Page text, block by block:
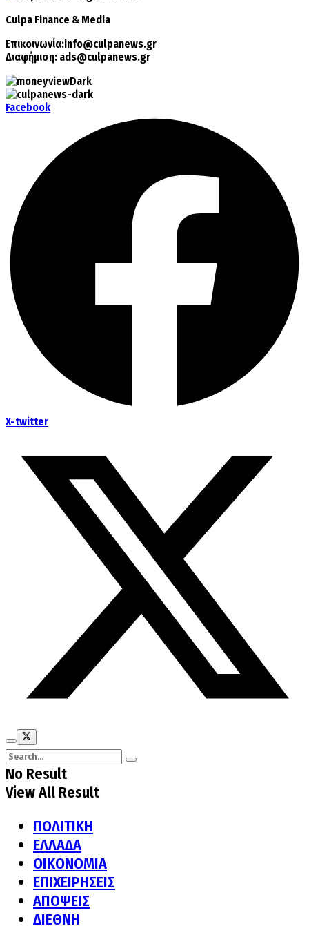
Culpa Finance & Media
Επικοινωνία:info@culpanews.gr
Διαφήμιση: ads@culpanews.gr
Facebook
X-twitter
No Result
View All Result
ΠΟΛΙΤΙΚΗ
ΕΛΛΑΔΑ
ΟΙΚΟΝΟΜΙΑ
ΕΠΙΧΕΙΡΗΣΕΙΣ
ΑΠΟΨΕΙΣ
ΔΙΕΘΝΗ